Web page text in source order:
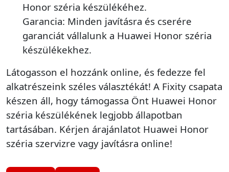
Honor széria készülékéhez.
Garancia: Minden javításra és cserére
garanciát vállalunk a Huawei Honor széria
készülékekhez.
Látogasson el hozzánk online, és fedezze fel
alkatrészeink széles választékát! A Fixity csapata
készen áll, hogy támogassa Önt Huawei Honor
széria készülékének legjobb állapotban
tartásában. Kérjen árajánlatot Huawei Honor
széria szervizre vagy javításra online!